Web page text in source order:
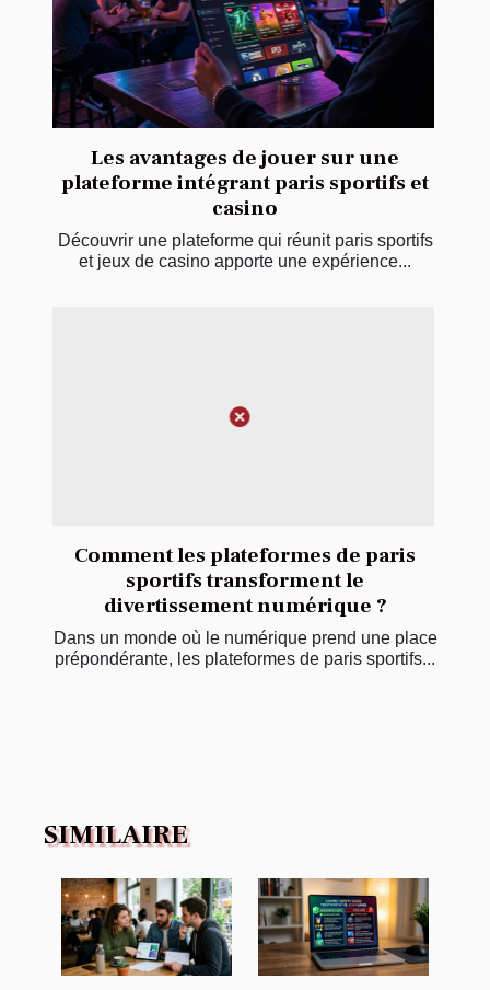
Les avantages de jouer sur une
plateforme intégrant paris sportifs et
casino
Découvrir une plateforme qui réunit paris sportifs
et jeux de casino apporte une expérience...
Comment les plateformes de paris
sportifs transforment le
divertissement numérique ?
Dans un monde où le numérique prend une place
prépondérante, les plateformes de paris sportifs...
SIMILAIRE